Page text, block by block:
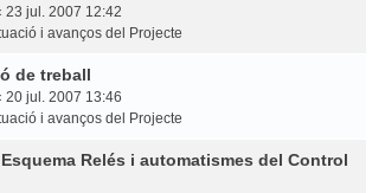
23 jul. 2007 12:42
i avanços del Projecte
de treball
20 jul. 2007 13:46
i avanços del Projecte
Esquema Relés i automatismes del Control